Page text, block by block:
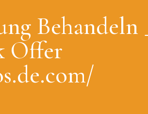
Behandeln _
Offer